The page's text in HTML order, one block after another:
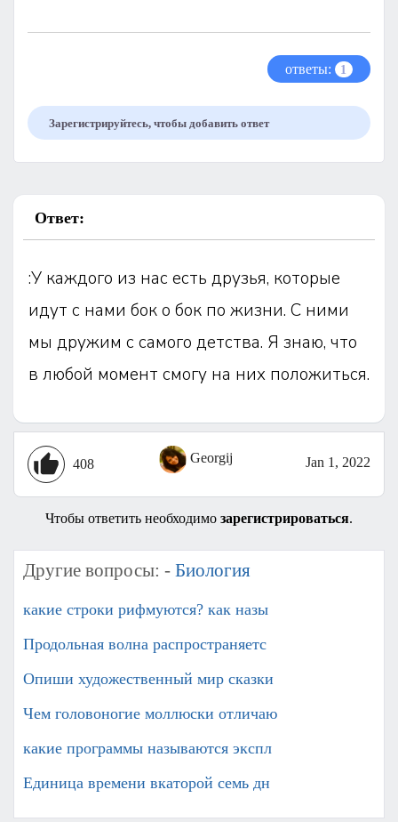
ответы: 1
Зарегистрируйтесь, чтобы добавить ответ
Ответ:
:У каждого из нас есть друзья, которые
идут с нами бок о бок по жизни. С ними
мы дружим с самого детства. Я знаю, что
в любой момент смогу на них положиться.
408 Georgij Jan 1, 2022
Чтобы ответить необходимо зарегистрироваться.
Другие вопросы: - Биология
какие строки рифмуются? как назы
Продольная волна распространяетс
Опиши художественный мир сказки
Чем головоногие моллюски отличаю
какие программы называются экспл
Единица времени вкаторой семь дн